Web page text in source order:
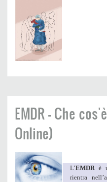
EMDR - Che
Online)
L’EMDR è
rientra